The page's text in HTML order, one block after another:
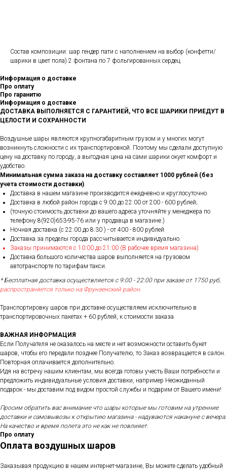
Состав композиции: шар гендер пати с наполнением на выбор (конфетти/
шарики в цвет пола) 2 фонтана по 7 фольгированных сердец
Информация о доставке
Про оплату
Про гаранитю
Информация о доставке
ДОСТАВКА ВЫПОЛНЯЕТСЯ С ГАРАНТИЕЙ, ЧТО ВСЕ ШАРИКИ ПРИЕДУТ В
ЦЕЛОСТИ И СОХРАННОСТИ
Воздушные шары являются крупногабаритным грузом и у многих могут
возникнуть сложности с их транспортировкой. Поэтому мы сделали доступную
цену на доставку по городу, а выгодная цена на сами шарики окует комфорт и
удобство.
Минимальная сумма заказа на доставку составляет 1000 рублей (без
учета стоимости доставки).
Доставка в нашем магазине производится ежедневно и круглосуточно.
Доставка в любой район города c 9:00 до 22:00 от 200 - 600 рублей;
(точную стоимость доставки до вашего адреса уточняйте у менеджера по
телефону 8(920)653-95-76 или у продавца в магазине.)
Ночная доставка (с 22:00 до 8:30 ) - от 400 - 800 рублей
Доставка за пределы города рассчитывается индивидуально.
Заказы принимаются с 10:00 до 21:00 (В рабочее время магазина)
Доставка большого количества шаров выполняется на грузовом
автотранспорте по тарифам такси.
* Бесплатная доставка осуществляется с 9:00 - 22:00 при заказе от 1750 руб,
распространяется только на Фрунзенский район.
Транспортировку шаров при доставке осуществляем исключительно в
транспортировочных пакетах + 60 рублей, к стоимости заказа.
ВАЖНАЯ ИНФОРМАЦИЯ
Если Получателя не оказалось на месте и нет возможности оставить букет
шаров, чтобы его передали позднее Получателю, то Заказ возвращается в салон.
Повторная оплачивается дополнительно.
Идя на встречу нашим клиентам, мы всегда готовы учесть Ваши потребности и
предложить индивидуальные условия доставки, например Неожиданный
подарок - мы доставим под видом простой службы и подарим от Вашего имени!
Просим обратить вас внимание что шары которые мы готовим на утренние
доставки и самовывозы к открытию магазина - надуваются накануне с вечера.
На качество и время полета это не как не повлияет.
Про оплату
Оплата воздушных шаров
Заказывая продукцию в нашем интернет-магазине, Вы можете сделать удобный